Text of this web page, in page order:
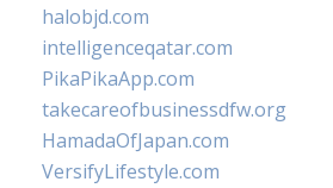
halobjd.com
intelligenceqatar.com
PikaPikaApp.com
takecareofbusinessdfw.org
HamadaOfJapan.com
VersifyLifestyle.com